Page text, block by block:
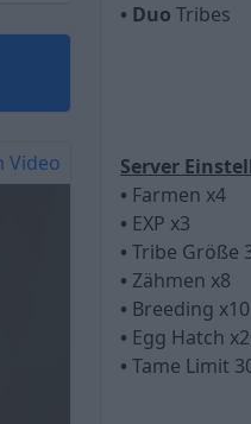
Video
• Duo Tribes
Server
• Farmen x4
• EXP x3
• Tribe Größe
• Zähmen x8
• Breeding x10
• Egg Hatch
• Tame Limit